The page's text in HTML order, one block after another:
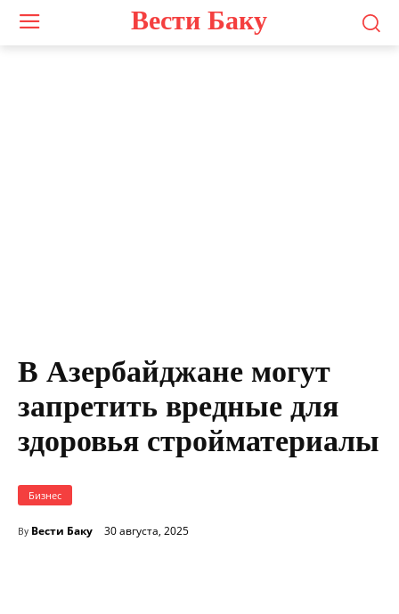
Вести Баку
В Азербайджане могут
запретить вредные для
здоровья стройматериалы
Бизнес
By Вести Баку 30 августа, 2025